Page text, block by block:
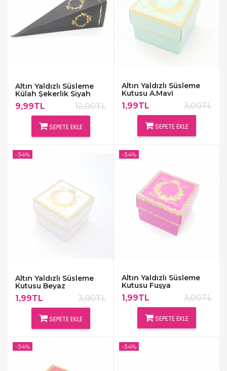
Altın Yaldızlı Süsleme
Külah Şekerlik Siyah
9,99TL 12,00TL
SEPETE EKLE
Altın Yaldızlı Süsleme
Kutusu A.Mavi
1,99TL 3,00TL
SEPETE EKLE
Altın Yaldızlı Süsleme
Kutusu Beyaz
1,99TL 3,00TL
SEPETE EKLE
-34%
Altın Yaldızlı Süsleme
Kutusu Fuşya
1,99TL 3,00TL
SEPETE EKLE
-34%
-34% -34%